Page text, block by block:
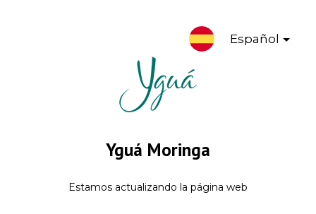
Español
Yguá Moringa
Estamos actualizando la página web